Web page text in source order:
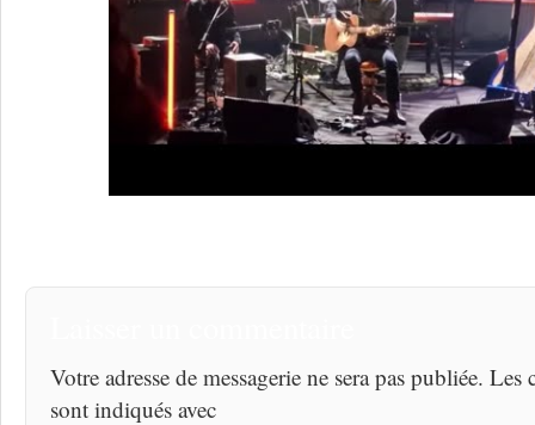
Votre adresse de messagerie ne sera pas publiée.
sont indiqués avec